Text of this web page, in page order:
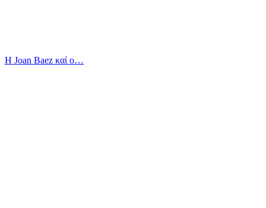
Η Joan Baez καί ο…